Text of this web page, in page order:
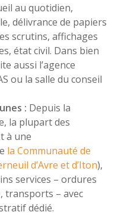
au quotidien,
délivrance de papiers
scrutins, affichages
état civil. Dans bien
aussi l’agence
ou la salle du conseil
: Depuis la
la plupart des
à une
la Communauté de
d’Avre et d’Iton),
services – ordures
transports – avec
dédié.